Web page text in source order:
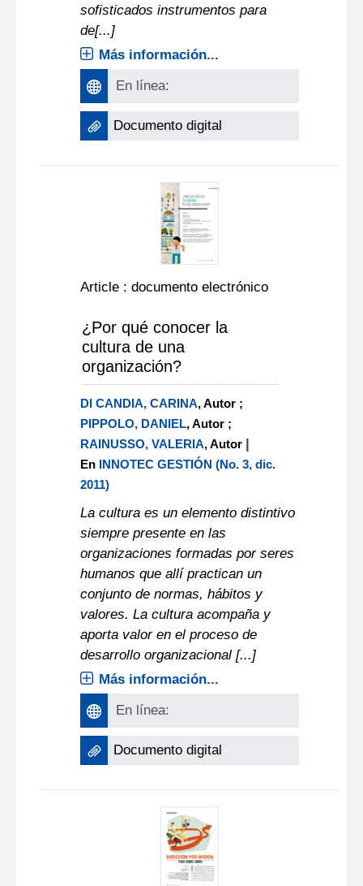
sofisticados instrumentos para
de[...]
Más información...
En línea:
Documento digital
Article : documento electrónico
¿Por qué conocer la
cultura de una
organización?
DI CANDIA, CARINA, Autor ;
PIPPOLO, DANIEL, Autor ;
RAINUSSO, VALERIA, Autor |
En INNOTEC GESTIÓN (No. 3, dic.
2011)
La cultura es un elemento distintivo
siempre presente en las
organizaciones formadas por seres
humanos que allí practican un
conjunto de normas, hábitos y
valores. La cultura acompaña y
aporta valor en el proceso de
desarrollo organizacional [...]
Más información...
En línea:
Documento digital